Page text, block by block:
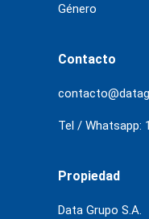
Género
Contacto
Tel / Whatsapp:
Propiedad
Data Grupo S.A.